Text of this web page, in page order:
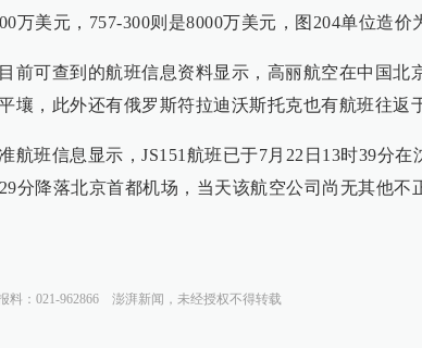
万美元，757-300则是8000万美元，图204单位造价
前可查到的航班信息资料显示，高丽航空在中国北
壤，此外还有俄罗斯符拉迪沃斯托克也有航班往返
航班信息显示，JS151航班已于7月22日13时39分在
分降落北京首都机场，当天该航空公司尚无其他不
料：021-962866 澎湃新闻，未经授权不得转载